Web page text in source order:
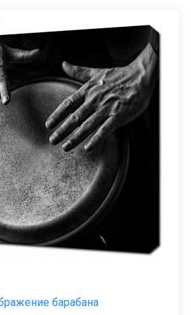
барабана